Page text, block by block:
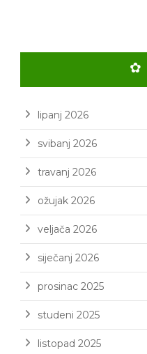
lipanj 2026
svibanj 2026
travanj 2026
ožujak 2026
veljača 2026
siječanj 2026
prosinac 2025
studeni 2025
listopad 2025